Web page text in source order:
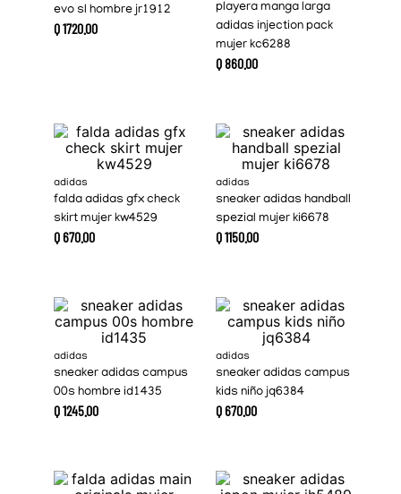
evo sl hombre jr1912
Q1720.00
playera manga larga
adidas injection pack
mujer kc6288
Q860.00
adidas
falda adidas gfx check
skirt mujer kw4529
Q670.00
adidas
sneaker adidas handball
spezial mujer ki6678
Q1150.00
adidas
sneaker adidas campus
00s hombre id1435
Q1245.00
adidas
sneaker adidas campus
kids niño jq6384
Q670.00